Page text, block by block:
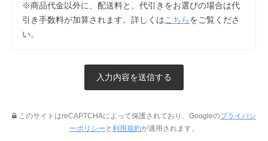
※商品代金以外に、配送料と、代引きをお選びの場合は代
引き手数料が加算されます。詳しくは こちら をご覧くださ
い。
このサイトはreCAPTCHAによって保護されており、Googleのプライバシ
ーポリシー と 利用規約が適用されます。